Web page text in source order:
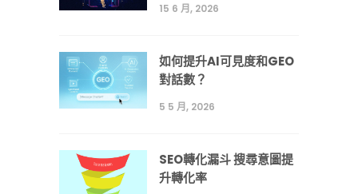
15 6 月, 2026
如何提升AI可見度和GEO
對話數？
5 5 月, 2026
SEO轉化漏斗 搜尋意圖提
升轉化率